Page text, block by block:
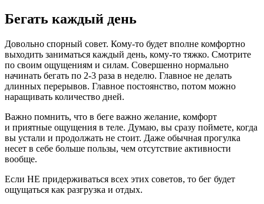
Бегать каждый день
Довольно спорный совет. Кому-то будет вполне комфортно
выходить заниматься каждый день, кому-то тяжко. Смотрите
по своим ощущениям и силам. Совершенно нормально
начинать бегать по 2-3 раза в неделю. Главное не делать
длинных перерывов. Главное постоянство, потом можно
наращивать количество дней.
Важно помнить, что в беге важно желание, комфорт
и приятные ощущения в теле. Думаю, вы сразу поймете, когда
вы устали и продолжать не стоит. Даже обычная прогулка
несет в себе больше пользы, чем отсутствие активности
вообще.
Если НЕ придерживаться всех этих советов, то бег будет
ощущаться как разгрузка и отдых.